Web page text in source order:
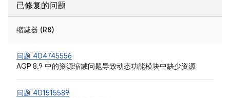
已修复的问题
缩减器 (R8)
问题 404745556
AGP 8.9 中的资源缩减问题导致动态功能模块中缺少资源
问题 401515589